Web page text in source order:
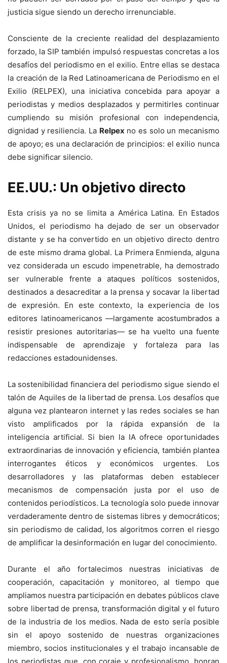
justicia sigue siendo un derecho irrenunciable.
Consciente de la creciente realidad del desplazamiento
forzado, la SIP también impulsó respuestas concretas a los
desafíos del periodismo en el exilio. Entre ellas se destaca
la creación de la Red Latinoamericana de Periodismo en el
Exilio (RELPEX), una iniciativa concebida para apoyar a
periodistas y medios desplazados y permitirles continuar
cumpliendo su misión profesional con independencia,
dignidad y resiliencia. La Relpex no es solo un mecanismo
de apoyo; es una declaración de principios: el exilio nunca
debe significar silencio.
EE.UU.: Un objetivo directo
Esta crisis ya no se limita a América Latina. En Estados
Unidos, el periodismo ha dejado de ser un observador
distante y se ha convertido en un objetivo directo dentro
de este mismo drama global. La Primera Enmienda, alguna
vez considerada un escudo impenetrable, ha demostrado
ser vulnerable frente a ataques políticos sostenidos,
destinados a desacreditar a la prensa y socavar la libertad
de expresión. En este contexto, la experiencia de los
editores latinoamericanos —largamente acostumbrados a
resistir presiones autoritarias— se ha vuelto una fuente
indispensable de aprendizaje y fortaleza para las
redacciones estadounidenses.
La sostenibilidad financiera del periodismo sigue siendo el
talón de Aquiles de la libertad de prensa. Los desafíos que
alguna vez plantearon internet y las redes sociales se han
visto amplificados por la rápida expansión de la
inteligencia artificial. Si bien la IA ofrece oportunidades
extraordinarias de innovación y eficiencia, también plantea
interrogantes éticos y económicos urgentes. Los
desarrolladores y las plataformas deben establecer
mecanismos de compensación justa por el uso de
contenidos periodísticos. La tecnología solo puede innovar
verdaderamente dentro de sistemas libres y democráticos;
sin periodismo de calidad, los algoritmos corren el riesgo
de amplificar la desinformación en lugar del conocimiento.
Durante el año fortalecimos nuestras iniciativas de
cooperación, capacitación y monitoreo, al tiempo que
ampliamos nuestra participación en debates públicos clave
sobre libertad de prensa, transformación digital y el futuro
de la industria de los medios. Nada de esto sería posible
sin el apoyo sostenido de nuestras organizaciones
miembro, socios institucionales y el trabajo incansable de